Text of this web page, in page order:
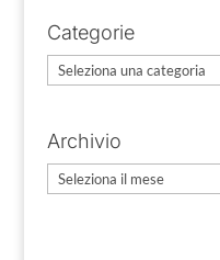
Categorie
Categorie
Archivio
Archivio